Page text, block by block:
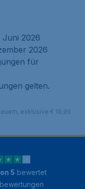
Juni 2026
2026
für
gelten.
exklusive € 19,99
5 bewertet